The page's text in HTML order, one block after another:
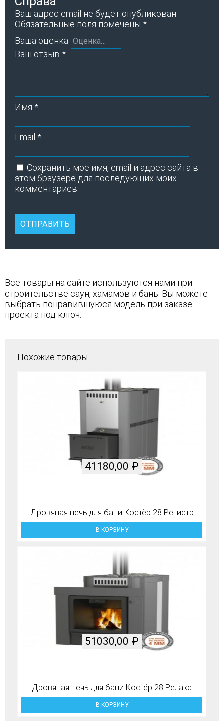
Ваш адрес email не будет опубликован.
Обязательные поля помечены *
Ваша оценка
Ваш отзыв *
Имя *
Email *
Сохранить моё имя, email и адрес сайта в
этом браузере для последующих моих
комментариев.
Все товары на сайте используются нами при
строительстве саун, хамамов и бань . Вы можете
выбрать понравившуюся модель при заказе
проекта под ключ.
Похожие товары
Дровяная печь для бани Костёр 28 Регистр
41180,00 ₽
В КОРЗИНУ
Дровяная печь для бани Костёр 28 Релакс
51030,00 ₽
В КОРЗИНУ